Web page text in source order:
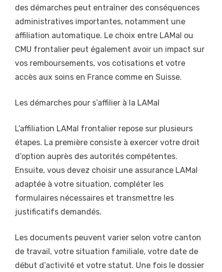
des démarches peut entraîner des conséquences
administratives importantes, notamment une
affiliation automatique. Le choix entre LAMal ou
CMU frontalier peut également avoir un impact sur
vos remboursements, vos cotisations et votre
accès aux soins en France comme en Suisse.
Les démarches pour s’affilier à la LAMal
L’affiliation LAMal frontalier repose sur plusieurs
étapes. La première consiste à exercer votre droit
d’option auprès des autorités compétentes.
Ensuite, vous devez choisir une assurance LAMal
adaptée à votre situation, compléter les
formulaires nécessaires et transmettre les
justificatifs demandés.
Les documents peuvent varier selon votre canton
de travail, votre situation familiale, votre date de
début d’activité et votre statut. Une fois le dossier